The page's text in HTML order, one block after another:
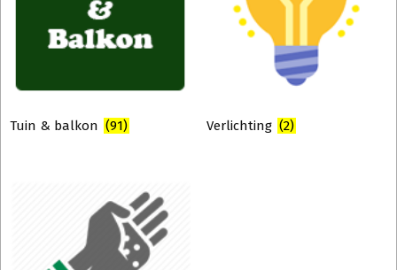
Tuin & balkon (91) Verlichting (2)